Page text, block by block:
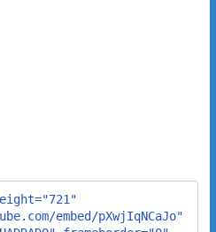
embed/pXwjIqNCaJo"